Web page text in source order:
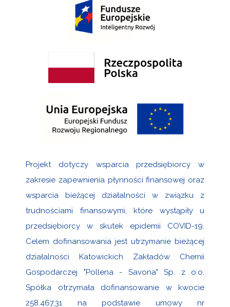
Projekt dotyczy wsparcia przedsiębiorcy w
zakresie zapewnienia płynności finansowej oraz
wsparcia bieżącej działalności w związku z
trudnościami finansowymi, które wystąpiły u
przedsiębiorcy w skutek epidemii COVID-19.
Celem dofinansowania jest utrzymanie bieżącej
działalności Katowickich Zakładów Chemii
Gospodarczej "Pollena - Savona" Sp. z o.o.
Spółka otrzymała dofinansowanie w kwocie
258.467,31 na podstawie umowy nr